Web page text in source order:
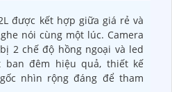
được kết hợp giữa giá rẻ và
nói cùng một lúc. Camera
2 chế độ hồng ngoại và led
ban đêm hiệu quả, thiết kế
nhìn rộng đáng để tham